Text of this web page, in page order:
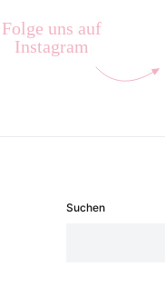
Folge uns auf
Instagram
Suchen